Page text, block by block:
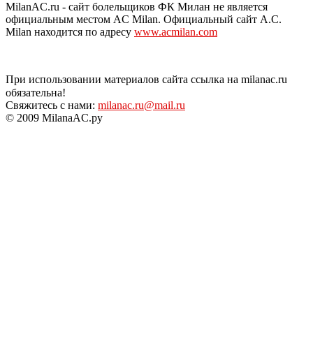
MilanAC.ru - сайт болельщиков ФК Милан не является
официальным местом AC Milan. Официальный сайт A.C.
Milan находится по адресу www.acmilan.com
При использовании материалов сайта ссылка на milanac.ru
обязательна!
Свяжитесь с нами: milanac.ru@mail.ru
© 2009 MilanaAC.ру